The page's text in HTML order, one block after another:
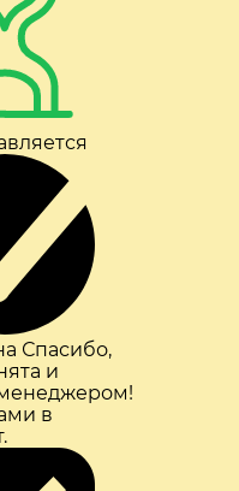
Спасибо,
и
в